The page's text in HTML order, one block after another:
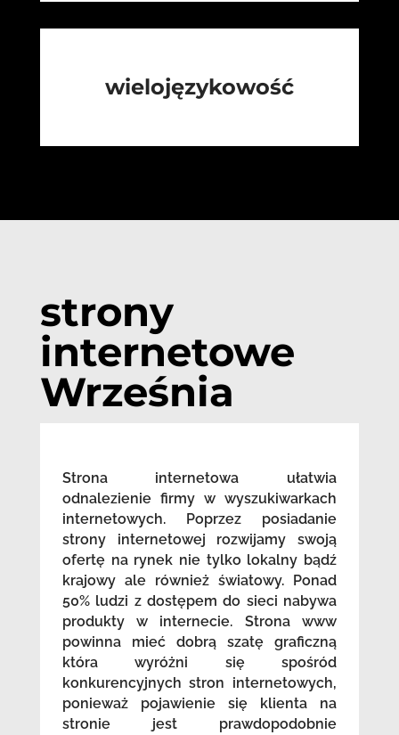
wielojęzykowość
strony
internetowe
Września
Strona internetowa ułatwia
odnalezienie firmy w wyszukiwarkach
internetowych. Poprzez posiadanie
strony internetowej rozwijamy swoją
ofertę na rynek nie tylko lokalny bądź
krajowy ale również światowy. Ponad
50% ludzi z dostępem do sieci nabywa
produkty w internecie. Strona www
powinna mieć dobrą szatę graficzną
która wyróżni się spośród
konkurencyjnych stron internetowych,
ponieważ pojawienie się klienta na
stronie jest prawdopodobnie